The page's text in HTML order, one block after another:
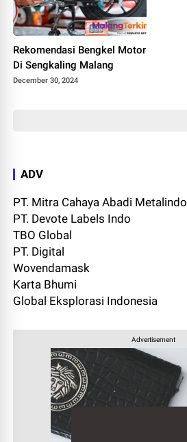
Rekomendasi Bengkel Motor
Di Sengkaling Malang
December 30, 2024
ADV
PT. Mitra Cahaya Abadi Metalindo
PT. Devote Labels Indo
TBO Global
PT. Digital
Wovendamask
Karta Bhumi
Global Eksplorasi Indonesia
Advertisement